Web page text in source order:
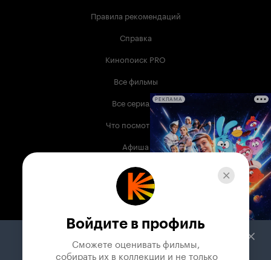
Правила рекомендаций
Справка
Кинопоиск PRO
Все фильмы
Все сериалы
Что посмотреть
Афиша
Музыка
Телепрограмма
Служба поддержки
РЕКЛАМА
Войдите в профиль
Сможете оценивать фильмы,
собирать их в коллекции и не только